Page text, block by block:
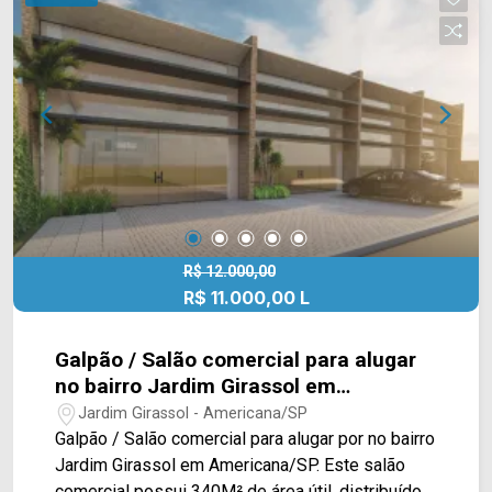
panificadora Maryara, farmácias e restaurantes.
Entre em contato com a equipe da Arbix Imóveis
e agende a sua visita!! WhatsApp e Telefone:
(19) 3475-4546 ARBIX IMÓVEIS - Presente em
cada mudança!
R$ 12.000,00
R$ 11.000,00 L
Galpão / Salão comercial para alugar
no bairro Jardim Girassol em
Americana/SP
Jardim Girassol - Americana/SP
Galpão / Salão comercial para alugar por no bairro
Jardim Girassol em Americana/SP. Este salão